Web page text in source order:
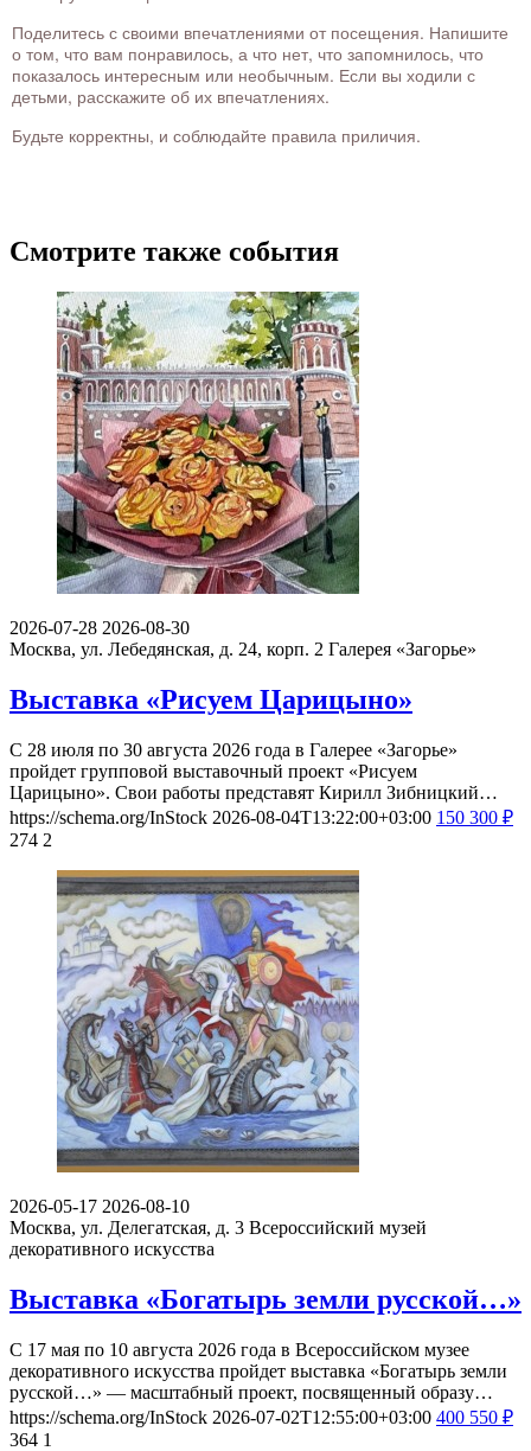
Поделитесь с своими впечатлениями от посещения. Напишите
о том, что вам понравилось, а что нет, что запомнилось, что
показалось интересным или необычным. Если вы ходили с
детьми, расскажите об их впечатлениях.
Будьте корректны, и соблюдайте правила приличия.
Смотрите также события
2026-07-28 2026-08-30
Москва, ул. Лебедянская, д. 24, корп. 2 Галерея «Загорье»
Выставка «Рисуем Царицыно»
С 28 июля по 30 августа 2026 года в Галерее «Загорье»
пройдет групповой выставочный проект «Рисуем
Царицыно». Свои работы представят Кирилл Зибницкий…
https://schema.org/InStock 2026-08-04T13:22:00+03:00 150 300 ₽
274 2
2026-05-17 2026-08-10
Москва, ул. Делегатская, д. 3 Всероссийский музей
декоративного искусства
Выставка «Богатырь земли русской…»
С 17 мая по 10 августа 2026 года в Всероссийском музее
декоративного искусства пройдет выставка «Богатырь земли
русской…» — масштабный проект, посвященный образу…
https://schema.org/InStock 2026-07-02T12:55:00+03:00 400 550 ₽
364 1